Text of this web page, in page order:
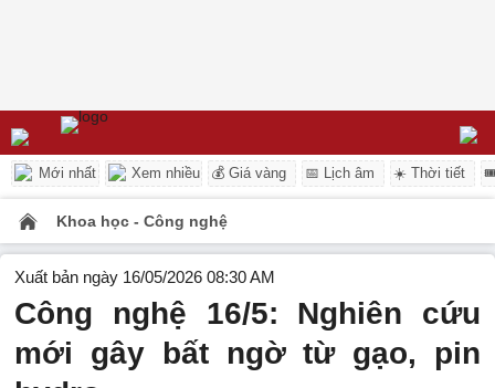
Mới nhất Xem nhiều 💰 Giá vàng 📅 Lịch âm ☀️ Thời tiết
Khoa học - Công nghệ
Xuất bản ngày 16/05/2026 08:30 AM
Công nghệ 16/5: Nghiên cứu
mới gây bất ngờ từ gạo, pin